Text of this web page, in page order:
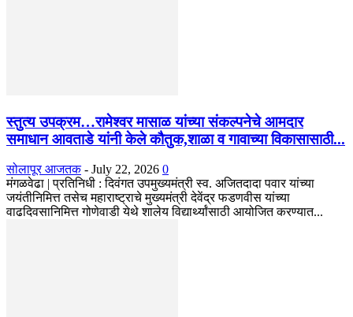
स्तुत्य उपक्रम…रामेश्वर मासाळ यांच्या संकल्पनेचे आमदार
समाधान आवताडे यांनी केले कौतुक,शाळा व गावाच्या विकासासाठी...
सोलापूर आजतक - July 22, 2026 0
मंगळवेढा | प्रतिनिधी : दिवंगत उपमुख्यमंत्री स्व. अजितदादा पवार यांच्या
जयंतीनिमित्त तसेच महाराष्ट्राचे मुख्यमंत्री देवेंद्र फडणवीस यांच्या
वाढदिवसानिमित्त गोणेवाडी येथे शालेय विद्यार्थ्यांसाठी आयोजित करण्यात...